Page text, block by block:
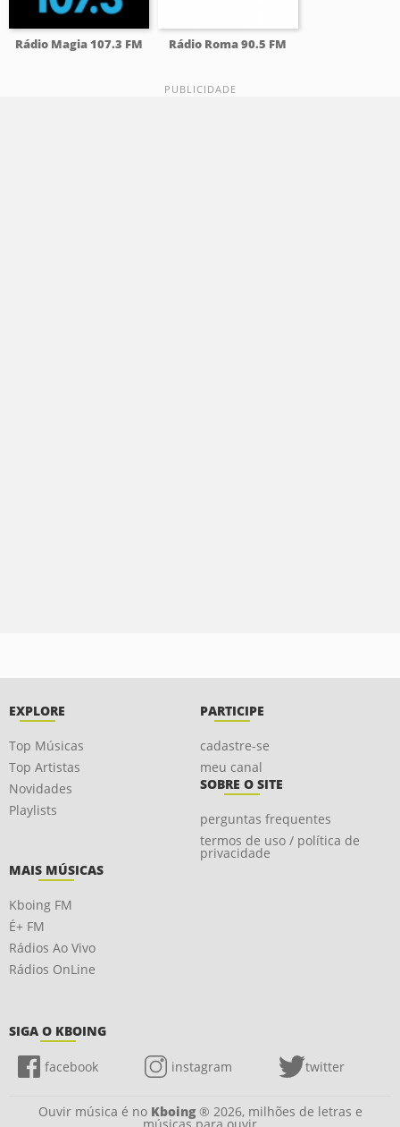
Rádio Magia 107.3 FM Rádio Roma 90.5 FM
EXPLORE
Top Músicas
Top Artistas
Novidades
Playlists
PARTICIPE
cadastre-se
meu canal
SOBRE O SITE
perguntas frequentes
termos de uso / política de
privacidade
MAIS MÚSICAS
Kboing FM
É+ FM
Rádios Ao Vivo
Rádios OnLine
SIGA O KBOING
facebook instagram twitter
Ouvir música é no Kboing® 2026, milhões de letras e
músicas para ouvir